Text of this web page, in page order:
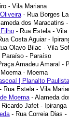
- Vila Mariana
- Rua Borges
dos Maracatins
- Rua Estela - Vila
Costa Aguiar -
Olavo Bilac - Vila
- Paraíso
Amadeu Amaral -
- Moema
| Planalto Paulista
- Rua Estela - Vila
Moema- Alameda
Ricardo Jafet - Ipiranga
- Rua Correia Dias -